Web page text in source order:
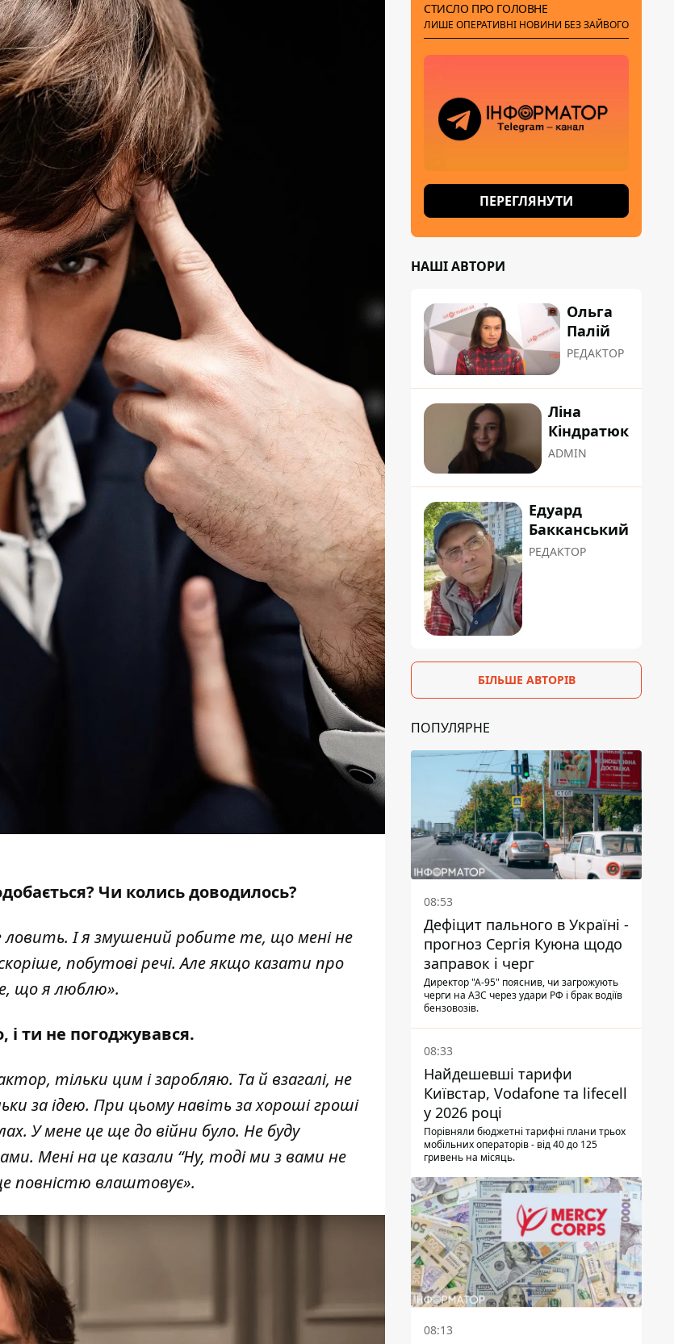
Чи колись доводилось?
ловить. І я змушений робите те, що мені не
побутові речі. Але якщо казати про
що я люблю».
і ти не погоджувався.
тільки цим і заробляю. Та й взагалі, не
за ідею. При цьому навіть за хороші гроші
У мене це ще до війни було. Не буду
Мені на це казали “Ну, тоді ми з вами не
повністю влаштовує».
СТИСЛО ПРО ГОЛОВНЕ
ЛИШЕ ОПЕРАТИВНІ НОВИНИ БЕЗ ЗАЙВОГО
ПЕРЕГЛЯНУТИ
НАШІ АВТОРИ
Ольга
Палій
РЕДАКТОР
Ліна
Кіндратюк
ADMIN
Едуард
Бакканський
РЕДАКТОР
БІЛЬШЕ АВТОРІВ
ПОПУЛЯРНЕ
08:53
Дефіцит пального в Україні -
прогноз Сергія Куюна щодо
заправок і черг
Директор "А-95" пояснив, чи загрожують
черги на АЗС через удари РФ і брак водіїв
бензовозів.
08:33
Найдешевші тарифи
Київстар, Vodafone та lifecell
у 2026 році
Порівняли бюджетні тарифні плани трьох
мобільних операторів - від 40 до 125
гривень на місяць.
08:13